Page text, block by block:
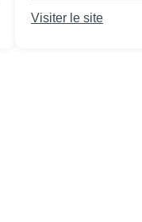
Visiter le site